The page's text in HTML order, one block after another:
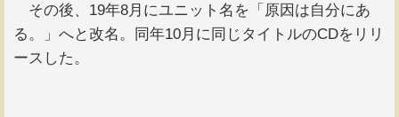
その後、19年8月にユニット名を「原因は自分にあ
る。」へと改名。同年10月に同じタイトルのCDをリリ
ースした。